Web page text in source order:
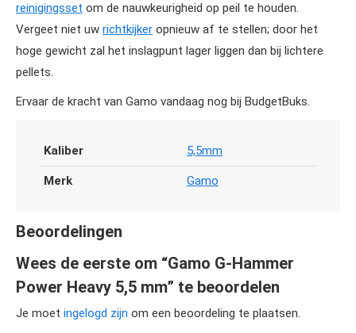
reinigingsset om de nauwkeurigheid op peil te houden.
Vergeet niet uw richtkijker opnieuw af te stellen; door het
hoge gewicht zal het inslagpunt lager liggen dan bij lichtere
pellets.
Ervaar de kracht van Gamo vandaag nog bij BudgetBuks.
Kaliber 5,5mm
Merk Gamo
Beoordelingen
Wees de eerste om “Gamo G-Hammer
Power Heavy 5,5 mm” te beoordelen
Je moet ingelogd zijn om een beoordeling te plaatsen.